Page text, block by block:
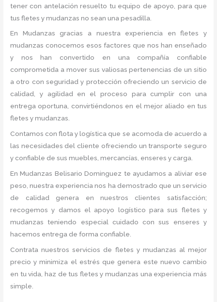
tener con antelación resuelto tu equipo de apoyo, para que
tus fletes y mudanzas no sean una pesadilla.
En Mudanzas gracias a nuestra experiencia en fletes y
mudanzas conocemos esos factores que nos han enseñado
y nos han convertido en una compañía confiable
comprometida a mover sus valiosas pertenencias de un sitio
a otro con seguridad y protección ofreciendo un servicio de
calidad, y agilidad en el proceso para cumplir con una
entrega oportuna, convirtiéndonos en el mejor aliado en tus
fletes y mudanzas.
Contamos con flota y logística que se acomoda de acuerdo a
las necesidades del cliente ofreciendo un transporte seguro
y confiable de sus muebles, mercancías, enseres y carga.
En Mudanzas Belisario Dominguez te ayudamos a aliviar ese
peso, nuestra experiencia nos ha demostrado que un servicio
de calidad genera en nuestros clientes satisfacción;
recogemos y damos el apoyo logístico para sus fletes y
mudanzas teniendo especial cuidado con sus enseres y
hacemos entrega de forma confiable.
Contrata nuestros servicios de fletes y mudanzas al mejor
precio y minimiza el estrés que genera este nuevo cambio
en tu vida, haz de tus fletes y mudanzas una experiencia más
simple.